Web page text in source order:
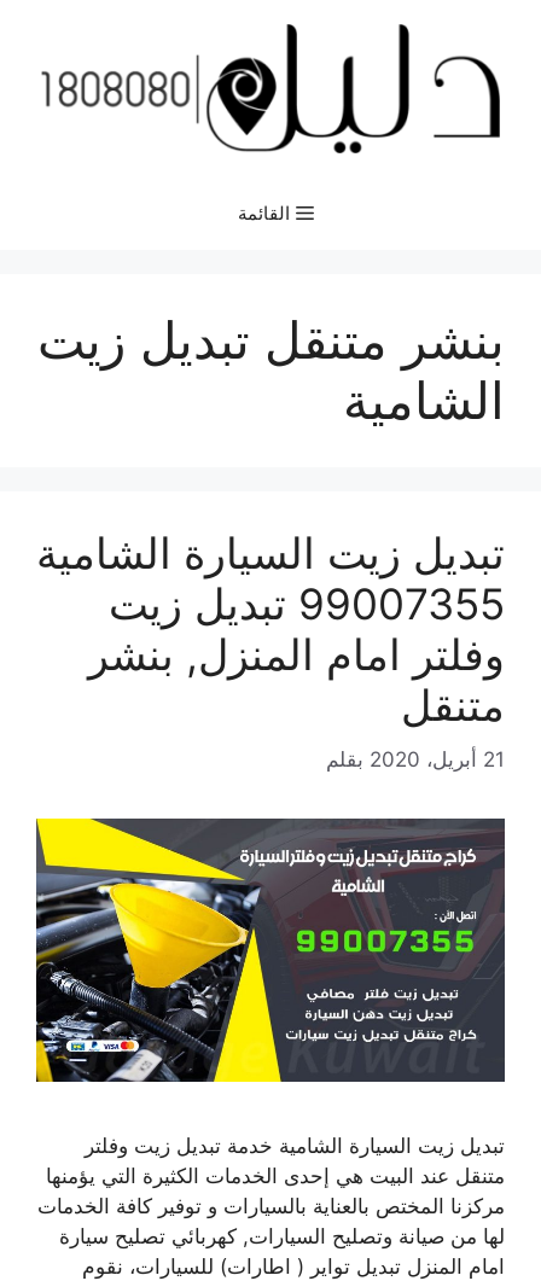
المحتوى
القائمة
بنشر متنقل تبديل زيت
الشامية
تبديل زيت السيارة الشامية
99007355 تبديل زيت
وفلتر امام المنزل, بنشر
متنقل
21 أبريل، 2020 بقلم
تبديل زيت السيارة الشامية خدمة تبديل زيت وفلتر
متنقل عند البيت هي إحدى الخدمات الكثيرة التي يؤمنها
مركزنا المختص بالعناية بالسيارات و توفير كافة الخدمات
لها من صيانة وتصليح السيارات, كهربائي تصليح سيارة
امام المنزل تبديل تواير ( اطارات) للسيارات، نقوم